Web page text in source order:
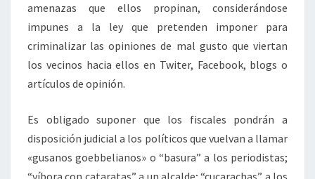
amenazas que ellos propinan, considerándose
impunes a la ley que pretenden imponer para
criminalizar las opiniones de mal gusto que viertan
los vecinos hacia ellos en Twiter, Facebook, blogs o
artículos de opinión.
Es obligado suponer que los fiscales pondrán a
disposición judicial a los políticos que vuelvan a llamar
«gusanos goebbelianos» o “basura” a los periodistas;
“víbora con cataratas” a un alcalde; “cucarachas” a los